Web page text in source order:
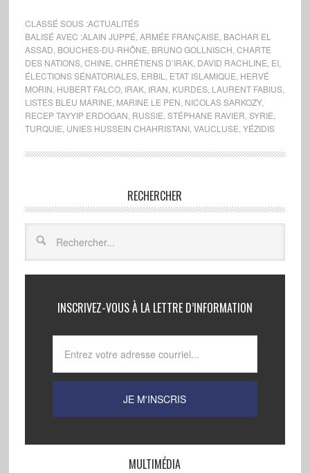
CLASSÉ SOUS :ACTUALITÉS
BALISÉ AVEC :ALAIN JUPPÉ ARMÉE FRANÇAISE BACHAR EL
ASSAD BOUCHES-DU-RHÔNE BRUNO GOLLNISCH CHARTE
DES NATIONS, CHINE CHRÉTIENS D’IRAK, DAVID RACHLINE EI,
ÉLECTIONS SÉNATORIALES, ERBIL ETAT ISLAMIQUE HERVÉ
MORIN HUBERT FALCO, IRAK, IRAN KURDES, LAURENT FABIUS,
LISTES BLEU MARINE MARINE LE PEN NICOLAS SARKOZY,
RECEP TAYYIP ERDOGAN RUSSIE STÉPHANE RAVIER SYRIE
TURQUIE UNIES HUSSEIN CHAHRISTANI, VAUCLUSE YÉZIDIS
RECHERCHER
INSCRIVEZ-VOUS À LA LETTRE D’INFORMATION
MULTIMÉDIA